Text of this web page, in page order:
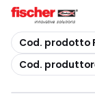
copia
Cod. prodotto
copia
Cod.